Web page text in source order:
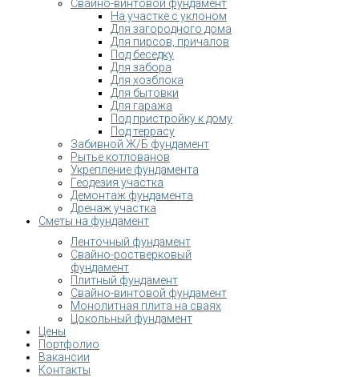
Свайно-винтовой фундамент
На участке с уклоном
Для загородного дома
Для пирсов, причалов
Под беседку
Для забора
Для хозблока
Для бытовки
Для гаража
Под пристройку к дому
Под террасу
Забивной Ж/Б фундамент
Рытье котлованов
Укрепление фундамента
Геодезия участка
Демонтаж фундамента
Дренаж участка
Сметы на фундамент
Ленточный фундамент
Свайно-ростверковый
фундамент
Плитный фундамент
Свайно-винтовой фундамент
Монолитная плита на сваях
Цокольный фундамент
Цены
Портфолио
Вакансии
Контакты